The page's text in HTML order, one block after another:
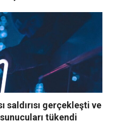
saldırısı gerçekleşti ve
tükendi